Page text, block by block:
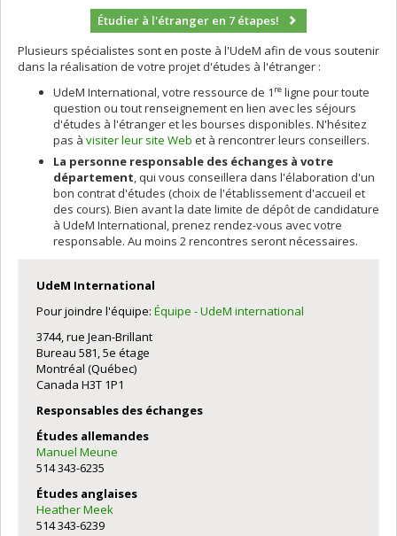
Étudier à l'étranger en 7 étapes!
Plusieurs spécialistes sont en poste à l'UdeM afin de vous soutenir
dans la réalisation de votre projet d'études à l'étranger :
UdeM International, votre ressource de 1 re ligne pour toute
question ou tout renseignement en lien avec les séjours
d'études à l'étranger et les bourses disponibles. N'hésitez
pas à visiter leur site Web et à rencontrer leurs conseillers.
La personne responsable des échanges à votre
département, qui vous conseillera dans l'élaboration d'un
bon contrat d'études (choix de l'établissement d'accueil et
des cours). Bien avant la date limite de dépôt de candidature
à UdeM International, prenez rendez-vous avec votre
responsable. Au moins 2 rencontres seront nécessaires.
UdeM International
Pour joindre l'équipe: Équipe - UdeM international
3744, rue Jean-Brillant
Bureau 581, 5e étage
Montréal (Québec)
Canada H3T 1P1
Responsables des échanges
Études allemandes
Manuel Meune
514 343-6235
Études anglaises
Heather Meek
514 343-6239